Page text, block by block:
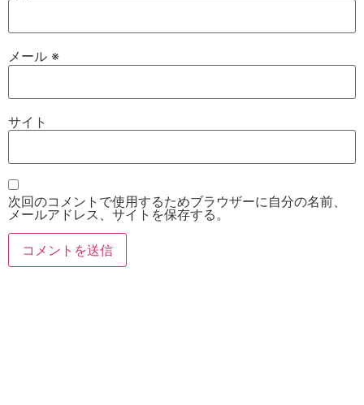
メール ※
サイト
次回のコメントで使用するためブラウザーに自分の名前、
メールアドレス、サイトを保存する。